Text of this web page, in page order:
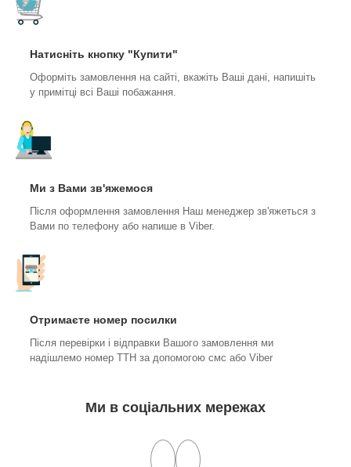
Натисніть кнопку "Купити"
Оформіть замовлення на сайті, вкажіть Ваші дані, напишіть
у примітці всі Ваші побажання.
Ми з Вами зв'яжемося
Після оформлення замовлення Наш менеджер зв'яжеться з
Вами по телефону або напише в Viber.
Отримаєте номер посилки
Після перевірки і відправки Вашого замовлення ми
надішлемо номер ТТН за допомогою смс або Viber
Ми в соціальних мережах